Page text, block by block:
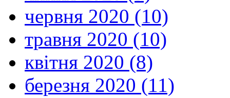
червня 2020 (10)
травня 2020 (10)
квітня 2020 (8)
березня 2020 (11)